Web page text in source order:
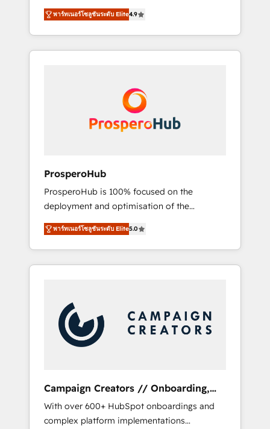
deploying your inbound marketing strategy?
We'll provide support tailored to your needs
and sales objectives. With 125+ certifications,
we are part of the most certified Canadian
coast), our services are offered in both
por 6 acreditaciones de HubSpot y un
equipo de 6 Certified Trainers avalados por
HubSpot Academy. Acompañamos a las
empresas en cada etapa de su crecimiento
Nos caracterizamos por combinar excelencia
técnica con una mirada estratégica a largo
พาร์ทเนอร์โซลูชันระดับ Elite4.9
ProsperoHub
ProsperoHub is 100% focused on the
deployment and optimisation of the
HubSpot CRM platform. Our highly
experienced team of solutions experts will
ensure that you achieve maximum adoption
and ROI from your HubSpot investment. Use
your team on their HubSpot journey, design
and implement your processes and skilfully
bring your revenue infrastructure to life. Our
collaborative approach keeps you in control
supported over 500 organisations with
HubSpot implementation, optimisation,
training, and adoption assurance. Our tried
พาร์ทเนอร์โซลูชันระดับ Elite5.0
Campaign Creators // Onboarding,
CRM Migration
With over 600+ HubSpot onboardings and
complex platform implementations